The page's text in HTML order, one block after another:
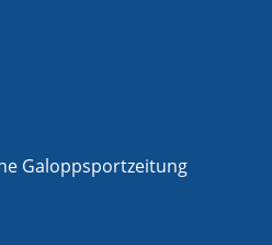
Galoppsportzeitung